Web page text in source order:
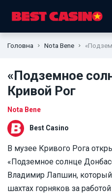
Головна Nota Bene
«Подземное
Кривой Рог
Nota Bene
Best Casino
В музее Кривого Рога
«Подземное солнце
Владимир Лапшин,
шахтах горняков за